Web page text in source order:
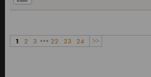
1 2 3 ••• 22 23 24 >>